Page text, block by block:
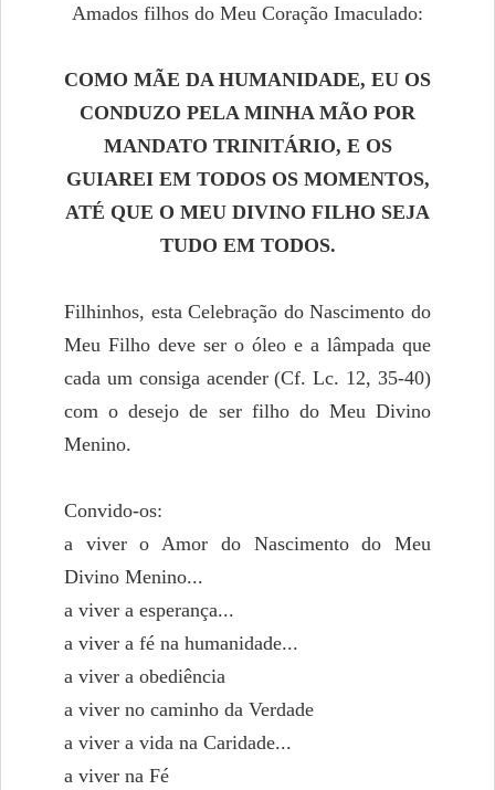
Amados filhos do Meu Coração Imaculado:
COMO MÃE DA HUMANIDADE, EU OS
CONDUZO PELA MINHA MÃO POR
MANDATO TRINITÁRIO, E OS
GUIAREI EM TODOS OS MOMENTOS,
ATÉ QUE O MEU DIVINO FILHO SEJA
TUDO EM TODOS.
Filhinhos, esta Celebração do Nascimento do
Meu Filho deve ser o óleo e a lâmpada que
cada um consiga acender (Cf. Lc. 12, 35-40)
com o desejo de ser filho do Meu Divino
Menino.
Convido-os:
a viver o Amor do Nascimento do Meu
Divino Menino...
a viver a esperança...
a viver a fé na humanidade...
a viver a obediência
a viver no caminho da Verdade
a viver a vida na Caridade...
a viver na Fé